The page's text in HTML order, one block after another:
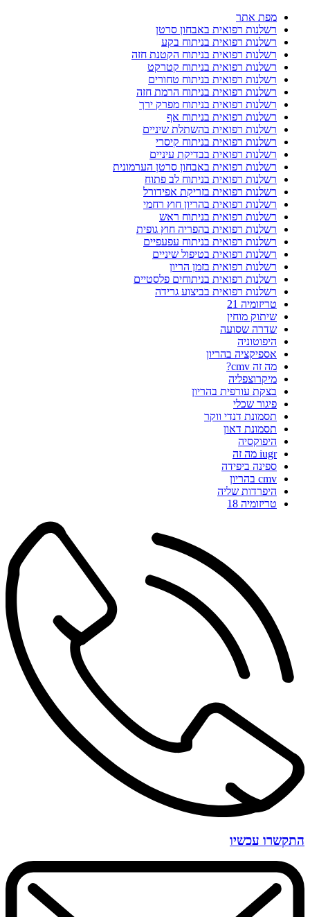
מפת אתר
רשלנות רפואית באבחון סרטן
רשלנות רפואית בניתוח בקע
רשלנות רפואית בניתוח הקטנת חזה
רשלנות רפואית בניתוח קטרקט
רשלנות רפואית בניתוח טחורים
רשלנות רפואית בניתוח הרמת חזה
רשלנות רפואית בניתוח מפרק ירך
רשלנות רפואית בניתוח אף
רשלנות רפואית בהשתלת שיניים
רשלנות רפואית בניתוח קיסרי
רשלנות רפואית בבדיקת עיניים
רשלנות רפואית באבחון סרטן הערמונית
רשלנות רפואית בניתוח לב פתוח
רשלנות רפואית בזריקת אפידורל
רשלנות רפואית בהריון חוץ רחמי
רשלנות רפואית בניתוח ראש
רשלנות רפואית בהפריה חוץ גופית
רשלנות רפואית בניתוח עפעפיים
רשלנות רפואית בטיפול שיניים
רשלנות רפואית בזמן הריון
רשלנות רפואית בניתוחים פלסטיים
רשלנות רפואית בביצוע גרידה
טריזומיה 21
שיתוק מוחין
שדרה שסועה
היפוטוניה
אספיקציה בהריון
מה זה cmv?
מיקרוצפליה
בצקת עורפית בהריון
פיגור שכלי
תסמונת דנדי ווקר
תסמונת דאון
היפוקסיה
iugr מה זה
ספינה ביפידה
cmv בהריון
היפרדות שליה
טריזומיה 18
התקשרו עכשיו